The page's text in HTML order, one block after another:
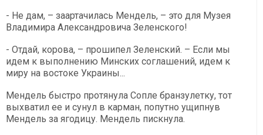
- Не дам, – заартачилась Мендель, – это для Музея
Владимира Александровича Зеленского!
- Отдай, корова, – прошипел Зеленский. – Если мы
идем к выполнению Минских соглашений, идем к
миру на востоке Украины...
Мендель быстро протянула Сопле бранзулетку, тот
выхватил ее и сунул в карман, попутно ущипнув
Мендель за ягодицу. Мендель пискнула.